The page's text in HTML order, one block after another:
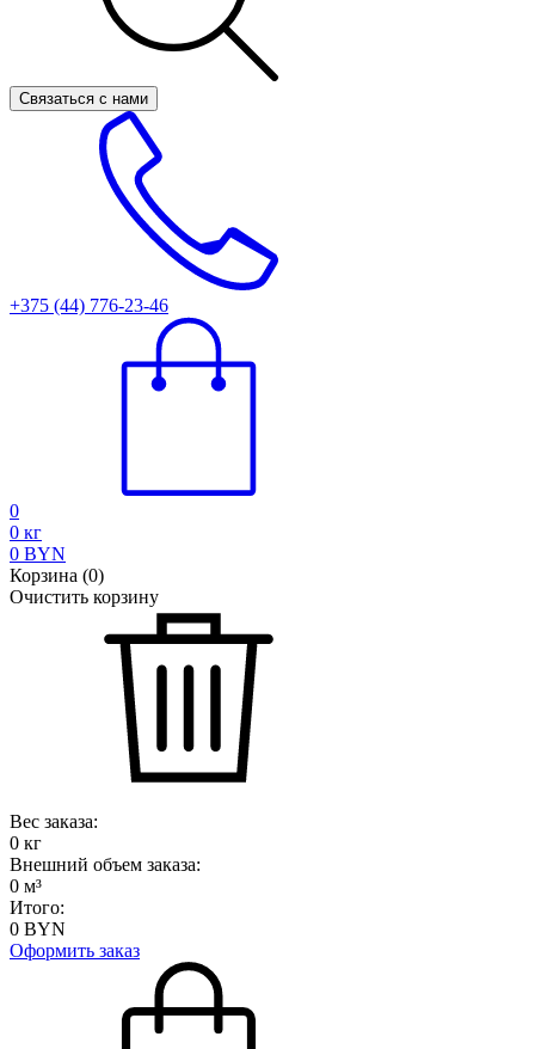
Связаться с нами
+375 (44) 776-23-46
0
0 кг
0 BYN
Корзина (0)
Очистить корзину
Вес заказа:
0 кг
Внешний объем заказа:
0 м³
Итого:
0 BYN
Оформить заказ